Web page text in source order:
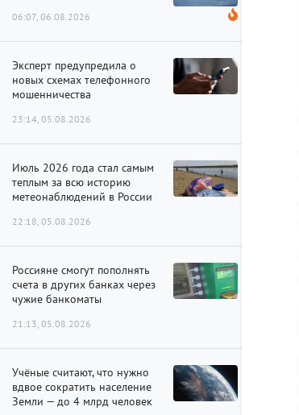
06:07, 06.08.2026
Эксперт предупредила о
новых схемах телефонного
мошенничества
23:14, 05.08.2026
Июль 2026 года стал самым
теплым за всю историю
метеонаблюдений в России
22:18, 05.08.2026
Россияне смогут пополнять
счета в других банках через
чужие банкоматы
21:13, 05.08.2026
Учёные считают, что нужно
вдвое сократить население
Земли — до 4 млрд человек